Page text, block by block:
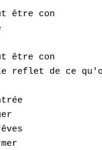
être con
être con
reflet de ce